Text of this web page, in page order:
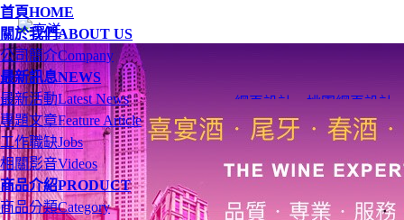
首頁HOME
關於我們ABOUT US
公司簡介Company
最新訊息NEWS
最新活動Latest News
專題文章Feature Article
工作職缺Jobs
相關影音Videos
商品介紹PRODUCT
商品分類Category
網頁設計 桃園網頁設計